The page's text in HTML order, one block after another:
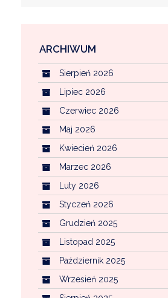
WFOŚ
CENTRALNA
KOMUNALNYMI
ARCHIWUM
Sierpień 2026
Lipiec 2026
Czerwiec 2026
Maj 2026
Kwiecień 2026
Marzec 2026
Luty 2026
Styczeń 2026
Grudzień 2025
Listopad 2025
Październik 2025
Wrzesień 2025